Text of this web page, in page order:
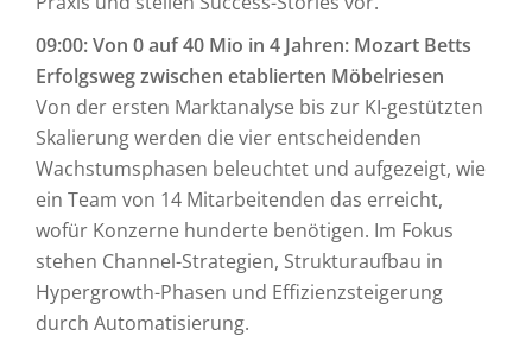
09:00: Von 0 auf 40 Mio in 4 Jahren: Mozart Betts
Erfolgsweg zwischen etablierten Möbelriesen
Von der ersten Marktanalyse bis zur KI-gestützten
Skalierung werden die vier entscheidenden
Wachstumsphasen beleuchtet und aufgezeigt, wie
ein Team von 14 Mitarbeitenden das erreicht,
wofür Konzerne hunderte benötigen. Im Fokus
stehen Channel-Strategien, Strukturaufbau in
Hypergrowth-Phasen und Effizienzsteigerung
durch Automatisierung.